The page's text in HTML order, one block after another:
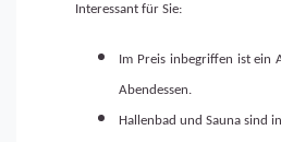
Interessant für Sie:
Im Preis inbegriffen ist ein
Abendessen.
Hallenbad und Sauna sind